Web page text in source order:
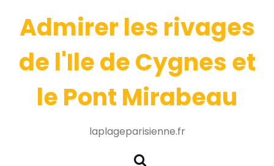
Admirer les rivages
de l'Ile de Cygnes et
le Pont Mirabeau
laplageparisienne.fr